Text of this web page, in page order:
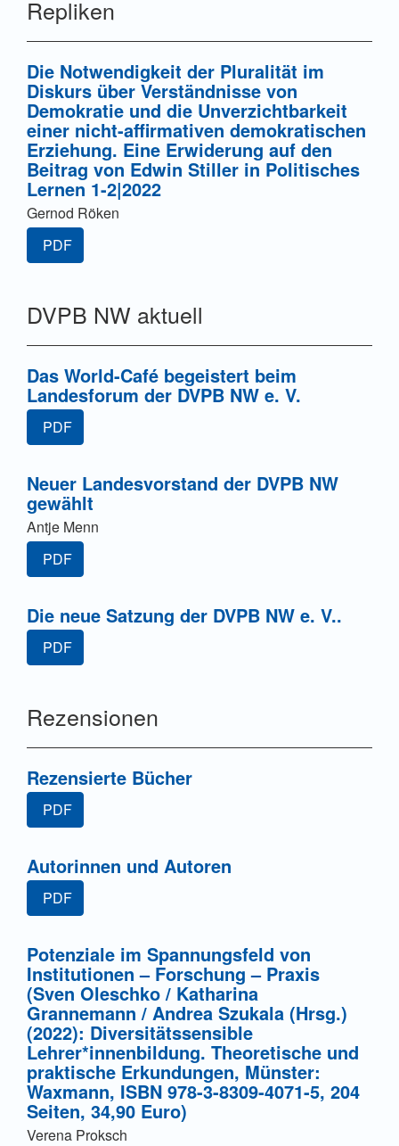
Repliken
Die Notwendigkeit der Pluralität im
Diskurs über Verständnisse von
Demokratie und die Unverzichtbarkeit
einer nicht-affirmativen demokratischen
Erziehung. Eine Erwiderung auf den
Beitrag von Edwin Stiller in Politisches
Lernen 1-2|2022
Gernod Röken
PDF
DVPB NW aktuell
Das World-Café begeistert beim
Landesforum der DVPB NW e. V.
PDF
Neuer Landesvorstand der DVPB NW
gewählt
Antje Menn
PDF
Die neue Satzung der DVPB NW e. V..
PDF
Rezensionen
Rezensierte Bücher
PDF
Autorinnen und Autoren
PDF
Potenziale im Spannungsfeld von
Institutionen – Forschung – Praxis
(Sven Oleschko / Katharina
Grannemann / Andrea Szukala (Hrsg.)
(2022): Diversitätssensible
Lehrer*innenbildung. Theoretische und
praktische Erkundungen, Münster:
Waxmann, ISBN 978-3-8309-4071-5, 204
Seiten, 34,90 Euro)
Verena Proksch